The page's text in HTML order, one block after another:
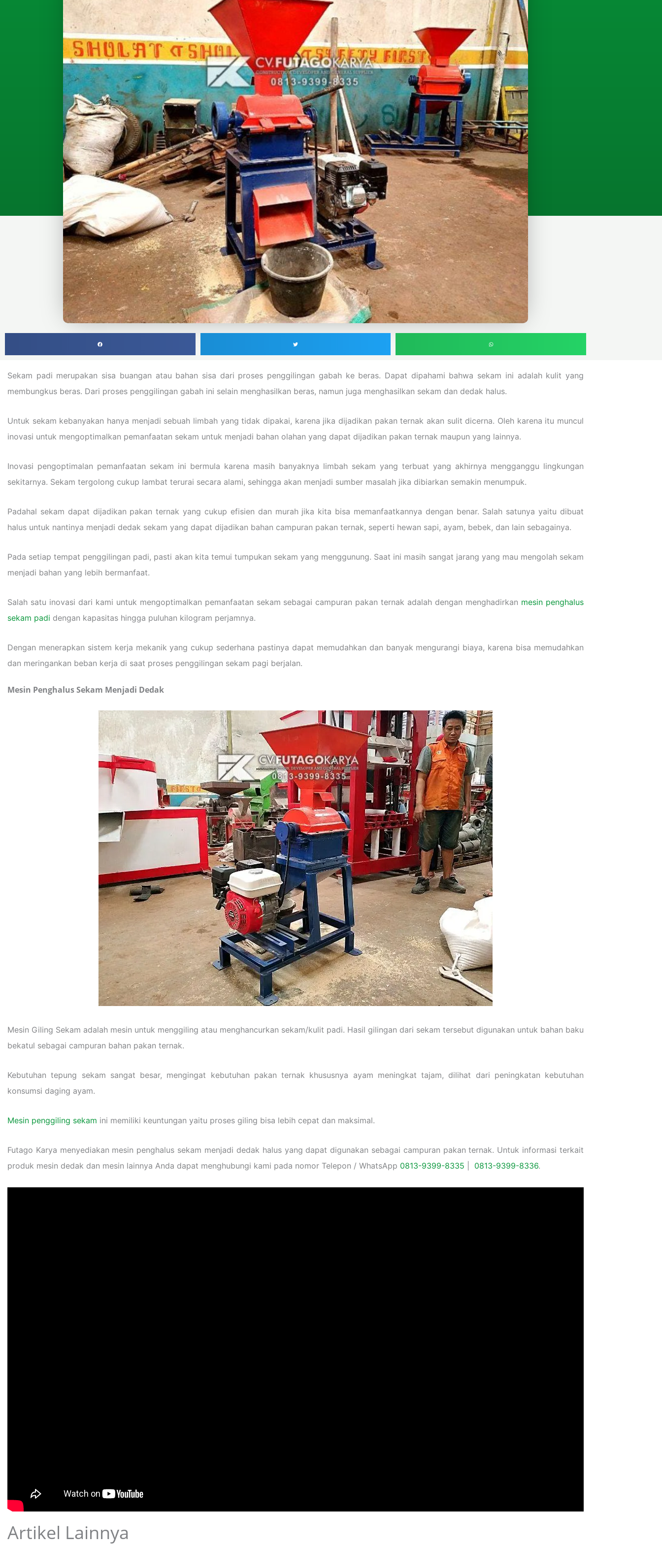
Sekam padi merupakan sisa buangan atau bahan sisa dari proses penggilingan gabah ke beras. Dapat dipahami bahwa sekam ini adalah kulit yang
membungkus beras. Dari proses penggilingan gabah ini selain menghasilkan beras, namun juga menghasilkan sekam dan dedak halus.
Untuk sekam kebanyakan hanya menjadi sebuah limbah yang tidak dipakai, karena jika dijadikan pakan ternak akan sulit dicerna. Oleh karena itu muncul
inovasi untuk mengoptimalkan pemanfaatan sekam untuk menjadi bahan olahan yang dapat dijadikan pakan ternak maupun yang lainnya.
Inovasi pengoptimalan pemanfaatan sekam ini bermula karena masih banyaknya limbah sekam yang terbuat yang akhirnya mengganggu lingkungan
sekitarnya. Sekam tergolong cukup lambat terurai secara alami, sehingga akan menjadi sumber masalah jika dibiarkan semakin menumpuk.
Padahal sekam dapat dijadikan pakan ternak yang cukup efisien dan murah jika kita bisa memanfaatkannya dengan benar. Salah satunya yaitu dibuat
halus untuk nantinya menjadi dedak sekam yang dapat dijadikan bahan campuran pakan ternak, seperti hewan sapi, ayam, bebek, dan lain sebagainya.
Pada setiap tempat penggilingan padi, pasti akan kita temui tumpukan sekam yang menggunung. Saat ini masih sangat jarang yang mau mengolah sekam
menjadi bahan yang lebih bermanfaat.
Salah satu inovasi dari kami untuk mengoptimalkan pemanfaatan sekam sebagai campuran pakan ternak adalah dengan menghadirkan mesin penghalus
sekam padi dengan kapasitas hingga puluhan kilogram perjamnya.
Dengan menerapkan sistem kerja mekanik yang cukup sederhana pastinya dapat memudahkan dan banyak mengurangi biaya, karena bisa memudahkan
dan meringankan beban kerja di saat proses penggilingan sekam pagi berjalan.
Mesin Penghalus Sekam Menjadi Dedak
Mesin Giling Sekam adalah mesin untuk menggiling atau menghancurkan sekam/kulit padi. Hasil gilingan dari sekam tersebut digunakan untuk bahan baku
bekatul sebagai campuran bahan pakan ternak.
Kebutuhan tepung sekam sangat besar, mengingat kebutuhan pakan ternak khususnya ayam meningkat tajam, dilihat dari peningkatan kebutuhan
konsumsi daging ayam.
Mesin penggiling sekam ini memiliki keuntungan yaitu proses giling bisa lebih cepat dan maksimal.
Futago Karya menyediakan mesin penghalus sekam menjadi dedak halus yang dapat digunakan sebagai campuran pakan ternak. Untuk informasi terkait
produk mesin dedak dan mesin lainnya Anda dapat menghubungi kami pada nomor Telepon / WhatsApp 0813-9399-8335 0813-9399-8336.
Artikel Lainnya